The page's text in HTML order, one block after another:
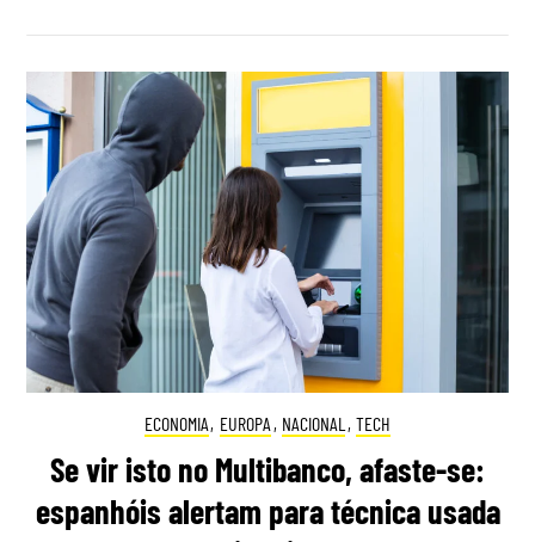
ECONOMIA, EUROPA , NACIONAL , TECH
Se vir isto no Multibanco, afaste-se:
espanhóis alertam para técnica usada